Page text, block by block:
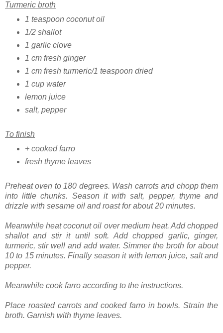
Turmeric broth
1 teaspoon coconut oil
1/2 shallot
1 garlic clove
1 cm fresh ginger
1 cm fresh turmeric/1 teaspoon dried
1 cup water
lemon juice
salt, pepper
To finish
+ cooked farro
fresh thyme leaves
Preheat oven to 180 degrees. Wash carrots and chopp them
into little chunks. Season it with salt, pepper, thyme and
drizzle with sesame oil and roast for about 20 minutes.
Meanwhile heat coconut oil over medium heat. Add chopped
shallot and stir it until soft. Add chopped garlic, ginger,
turmeric, stir well and add water. Simmer the broth for about
10 to 15 minutes. Finally season it with lemon juice, salt and
pepper.
Meanwhile cook farro according to the instructions.
Place roasted carrots and cooked farro in bowls. Strain the
broth. Garnish with thyme leaves.